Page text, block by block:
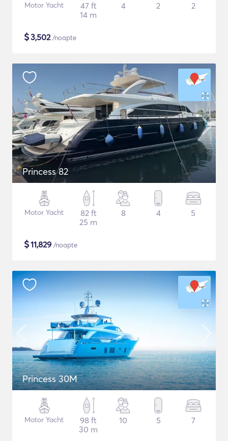
Motor Yacht
47 ft
14 m
4 2 2
$3,502/noapte
Princess 82
Motor Yacht
82 ft
25 m
8 4 5
$11,829 /noapte
Princess 30M
Motor Yacht
98 ft
30 m
10 5 7